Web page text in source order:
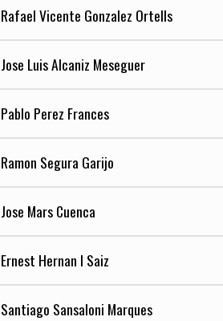
Rafael Vicente Gonzalez Ortells
Jose Luis Alcaniz Meseguer
Pablo Perez Frances
Ramon Segura Garijo
Jose Mars Cuenca
Ernest Hernan I Saiz
Santiago Sansaloni Marques